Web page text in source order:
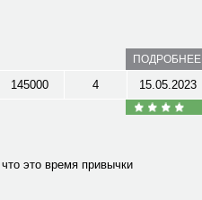
ПОДРОБНЕЕ
145000 4 15.05.2023
это время привычки